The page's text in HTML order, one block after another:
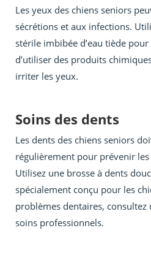
Les yeux des chiens seniors
sécrétions et aux infections.
stérile imbibée d’eau tiède
d’utiliser des produits
irriter les yeux.
Soins des dents
Les dents des chiens seniors
régulièrement pour prévenir
Utilisez une brosse à dents
spécialement conçu pour les
problèmes dentaires,
soins professionnels.